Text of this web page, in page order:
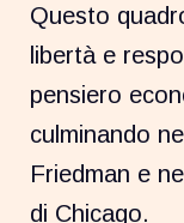
Questo
libertà e
pensiero
culminando
Friedman e
di Chicago.